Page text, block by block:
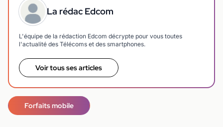
La rédac Edcom
L'équipe de la rédaction Edcom décrypte pour vous toutes
l'actualité des Télécoms et des smartphones.
Voir tous ses articles
Forfaits mobile